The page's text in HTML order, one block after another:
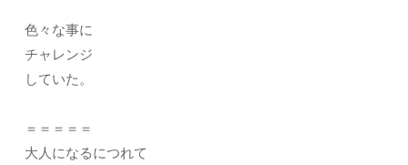
色々な事に
チャレンジ
していた。
＝＝＝＝＝
大人になるにつれて